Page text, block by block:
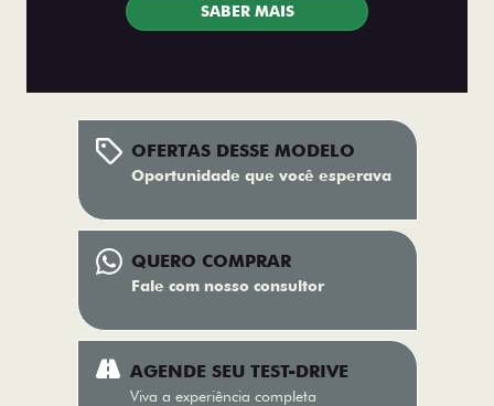
SABER MAIS
OFERTAS DESSE MODELO
Oportunidade que você esperava
QUERO COMPRAR
Fale com nosso consultor
AGENDE SEU TEST-DRIVE
Viva a experiência completa